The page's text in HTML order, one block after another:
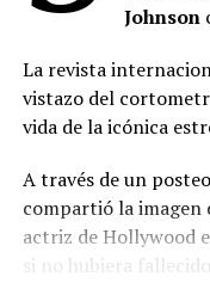
entradas
va del año.
hasta el
la película
“Minions &
puesto con
primeras
julio. Quedó
Johnson
La revista
vistazo del
vida de la icónica
A través de un
compartió la imagen
actriz de Hollywood
si no hubiera